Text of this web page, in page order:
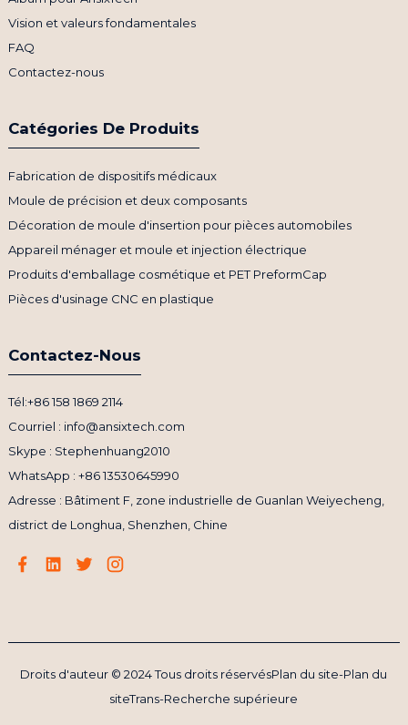
Vision et valeurs fondamentales
FAQ
Contactez-nous
Catégories De Produits
Fabrication de dispositifs médicaux
Moule de précision et deux composants
Décoration de moule d'insertion pour pièces automobiles
Appareil ménager et moule et injection électrique
Produits d'emballage cosmétique et PET PreformCap
Pièces d'usinage CNC en plastique
Contactez-Nous
Tél:+86 158 1869 2114
Courriel : info@ansixtech.com
Skype : Stephenhuang2010
WhatsApp : +86 13530645990
Adresse : Bâtiment F, zone industrielle de Guanlan Weiyecheng,
district de Longhua, Shenzhen, Chine
Droits d'auteur © 2024 Tous droits réservésPlan du site-Plan du
siteTrans-Recherche supérieure